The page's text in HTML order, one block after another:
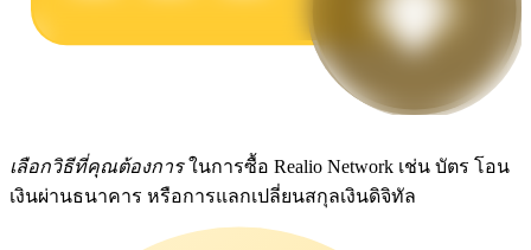
ผลตอบแทนสูงและเข้าถึงได้ทันที
เลือกวิธีที่คุณต้องการในการซื้อ Realio Network เช่น บัตร โอน
เงินผ่านธนาคาร หรือการแลกเปลี่ยนสกุลเงินดิจิทัล